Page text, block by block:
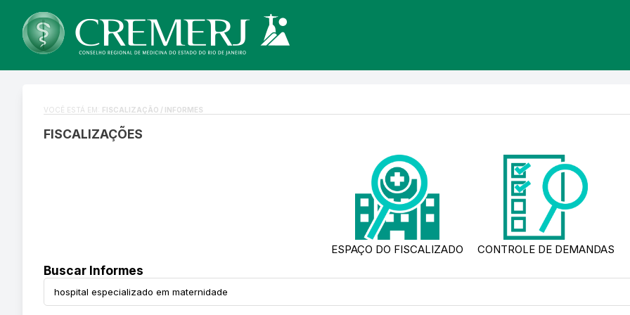
VOCÊ ESTÁ EM: FISCALIZAÇÃO / INFORMES
FISCALIZAÇÕES
ESPAÇO DO FISCALIZADO CONTROLE DE DEMANDAS
Buscar Informes